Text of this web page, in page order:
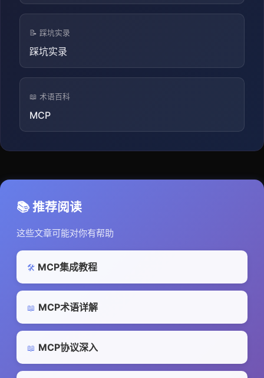
📝 踩坑实录
踩坑实录
📖 术语百科
MCP
📚 推荐阅读
这些文章可能对你有帮助
🛠️ MCP集成教程
📖 MCP术语详解
📖 MCP协议深入